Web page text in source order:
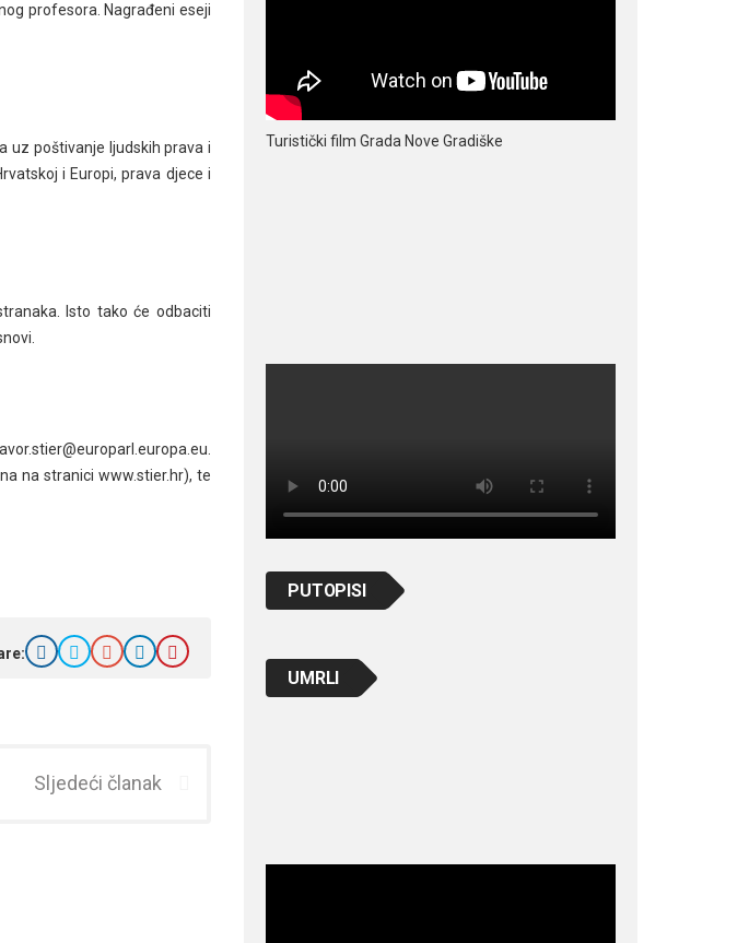
profesora. Nagrađeni eseji
uz poštivanje ljudskih prava i
i Europi, prava djece i
Isto tako će odbaciti
na stranici www.stier.hr), te
Sljedeći članak
Turistički film Grada Nove Gradiške
PUTOPISI
UMRLI